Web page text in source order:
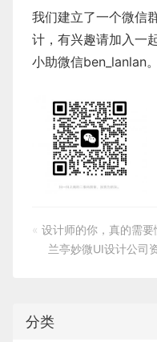
我们建立了一个微信
计，有兴趣请加入一
小助微信ben_lanlan。
« 设计师的你，真的需
兰亭妙微UI设计公司
分类